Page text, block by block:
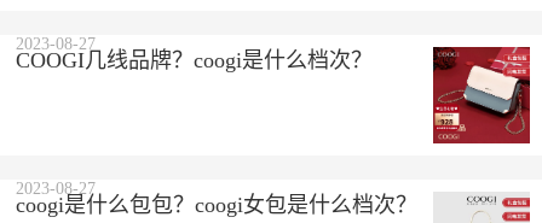
COOGI几线品牌？coogi是什么档次？
2023-08-27
coogi是什么包包？coogi女包是什么档次？
2023-08-27